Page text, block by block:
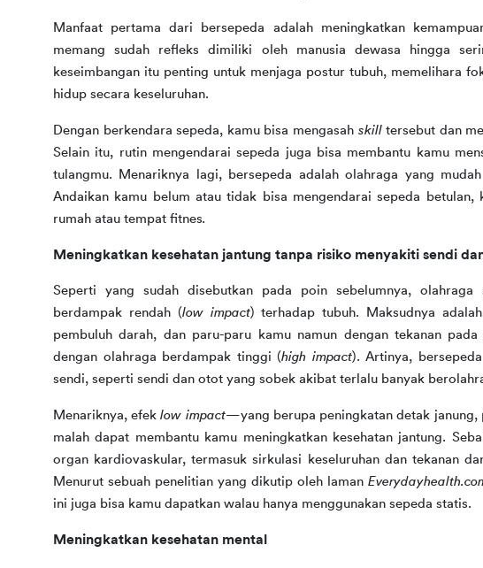
Manfaat pertama dari bersepeda adalah meningkatkan
memang sudah refleks dimiliki oleh manusia dewasa hingga
keseimbangan itu penting untuk menjaga postur tubuh, memelihara
hidup secara keseluruhan.
Dengan berkendara sepeda, kamu bisa mengasah skill tersebut dan
Selain itu, rutin mengendarai sepeda juga bisa membantu kamu
tulangmu. Menariknya lagi, bersepeda adalah olahraga yang
Andaikan kamu belum atau tidak bisa mengendarai sepeda
rumah atau tempat fitnes.
Meningkatkan kesehatan jantung tanpa risiko menyakiti sendi
Seperti yang sudah disebutkan pada poin sebelumnya,
berdampak rendah (low impact) terhadap tubuh. Maksudnya
pembuluh darah, dan paru-paru kamu namun dengan tekanan
dengan olahraga berdampak tinggi (high impact). Artinya,
sendi, seperti sendi dan otot yang sobek akibat terlalu banyak
Menariknya, efek low impact—yang berupa peningkatan detak
malah dapat membantu kamu meningkatkan kesehatan jantung.
organ kardiovaskular, termasuk sirkulasi keseluruhan dan tekanan
Menurut sebuah penelitian yang dikutip oleh laman
ini juga bisa kamu dapatkan walau hanya menggunakan sepeda statis.
Meningkatkan kesehatan mental